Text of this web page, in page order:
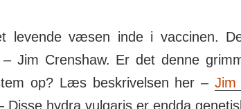
levende væsen inde i vaccinen.
– Jim Crenshaw. Er det denne
op? Læs be­skriv­elsen her – Jim
Disse hydra vul­garis er endda